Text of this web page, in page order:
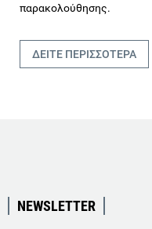
παρακολούθησης.
ΔΕΙΤΕ ΠΕΡΙΣΣΟΤΕΡΑ
NEWSLETTER